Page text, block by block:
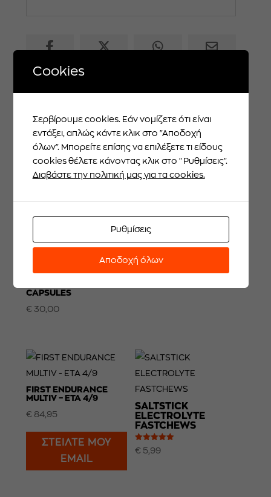
ΜΠΟΡΕΙ ΕΠΙΣΗΣ ΝΑ ΣΟΥ
ΑΡΕΣΕΙ...
GU ROCTANE
CAPSULES
€ 30,00
FIRST ENDURANCE
MULTIV – ΕΤΑ 4/9
€ 84,95
ΣΤΕΙΛΤΕ ΜΟΥ
EMAIL
SALTSTICK
ELECTROLYTE
FASTCHEWS
Βαθμολογήθ
ηκε με
€ 5,99
Cookies
Σερβίρουμε cookies. Εάν νομίζετε ότι είναι
εντάξει, απλώς κάντε κλικ στο "Αποδοχή
όλων". Μπορείτε επίσης να επιλέξετε τι είδους
cookies θέλετε κάνοντας κλικ στο "Ρυθμίσεις".
Διαβάστε την πολιτική μας για τα cookies.
Ρυθμίσεις
Αποδοχή όλων